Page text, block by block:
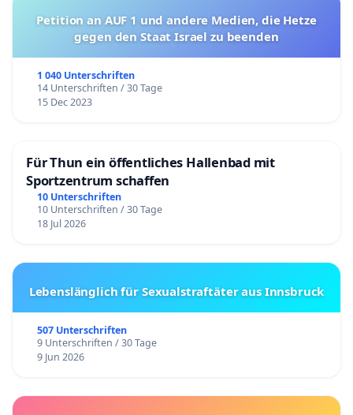
Petition an AUF 1 und andere Medien, die Hetze
gegen den Staat Israel zu beenden
1 040 Unterschriften
14 Unterschriften / 30 Tage
15 Dec 2023
Für Thun ein öffentliches Hallenbad mit
Sportzentrum schaffen
10 Unterschriften
10 Unterschriften / 30 Tage
18 Jul 2026
Lebenslänglich für Sexualstraftäter aus Innsbruck
507 Unterschriften
9 Unterschriften / 30 Tage
9 Jun 2026